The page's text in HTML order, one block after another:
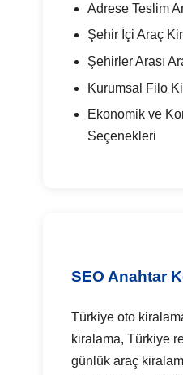
Adrese Teslim
Şehir İçi Araç
Şehirler Arası
Kurumsal Filo
Ekonomik ve
Seçenekleri
SEO Anahtar
Türkiye oto
kiralama, Türkiye
günlük araç